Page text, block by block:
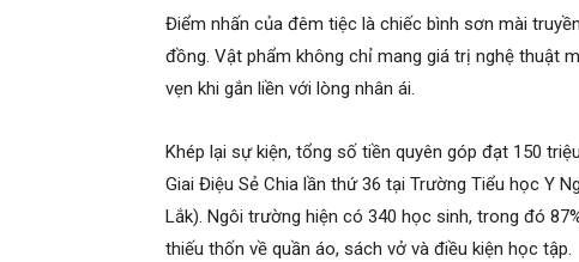
Điểm nhấn của đêm tiệc là chiếc bình sơn mài
đồng. Vật phẩm không chỉ mang giá trị nghệ thuật
vẹn khi gắn liền với lòng nhân ái.
Khép lại sự kiện, tổng số tiền quyên góp đạt 150
Giai Điệu Sẻ Chia lần thứ 36 tại Trường Tiểu học Y
Lắk). Ngôi trường hiện có 340 học sinh, trong đó
thiếu thốn về quần áo, sách vở và điều kiện học tập.